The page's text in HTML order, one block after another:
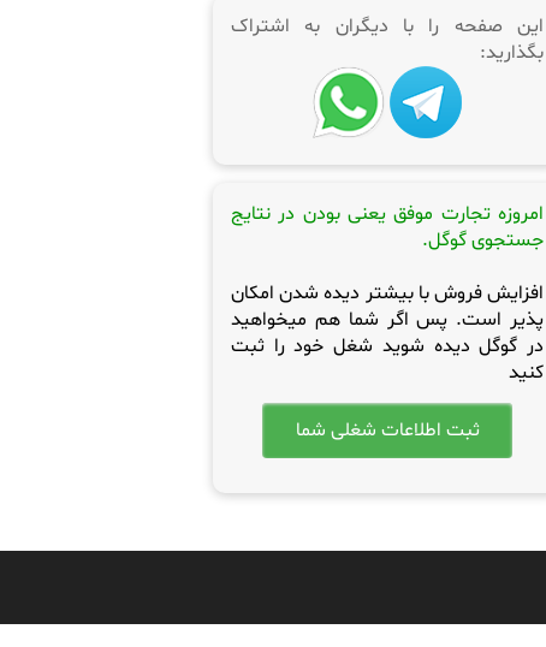
این صفحه را با دیگران به اشتراک
بگذارید:
امروزه تجارت موفق یعنی بودن در نتایج
جستجوی گوگل.
افزایش فروش با بیشتر دیده شدن امکان
پذیر است. پس اگر شما هم میخواهید
در گوگل دیده شوید شغل خود را ثبت
کنید